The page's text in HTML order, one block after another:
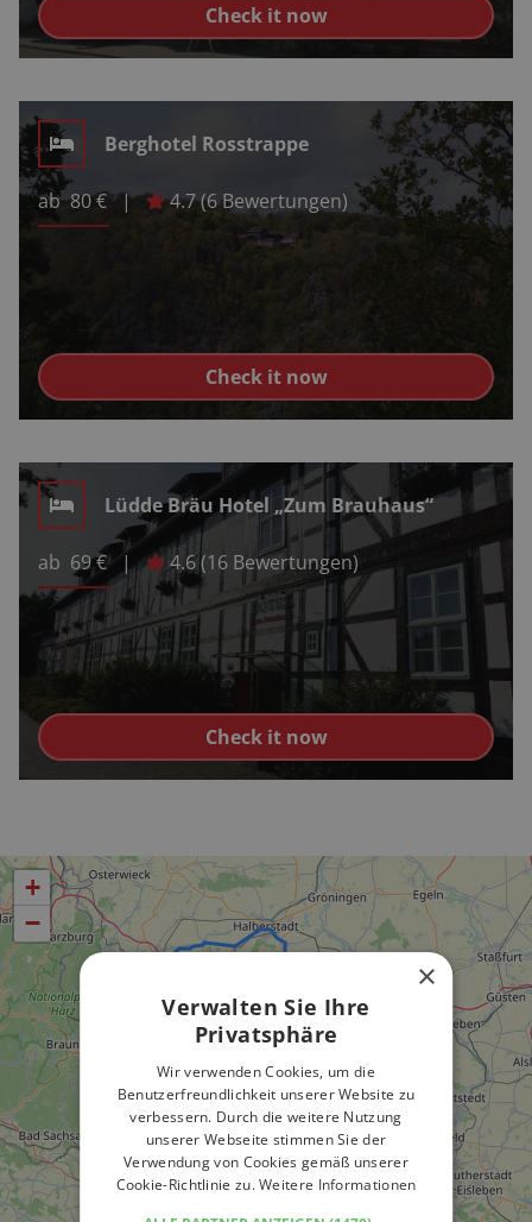
Check it now
Berghotel Rosstrappe
ab 80€ | 4.7(6Bewertungen)
Check it now
Lüdde Bräu Hotel „Zum Brauhaus“
ab 69€ | 4.6(16 Bewertungen)
Check it now
+
−
×
Verwalten Sie Ihre
Privatsphäre
Wir verwenden Cookies, um die
Benutzerfreundlichkeit unserer Website zu
verbessern. Durch die weitere Nutzung
unserer Webseite stimmen Sie der
Verwendung von Cookies gemäß unserer
Cookie-Richtlinie zu.Weitere Informationen